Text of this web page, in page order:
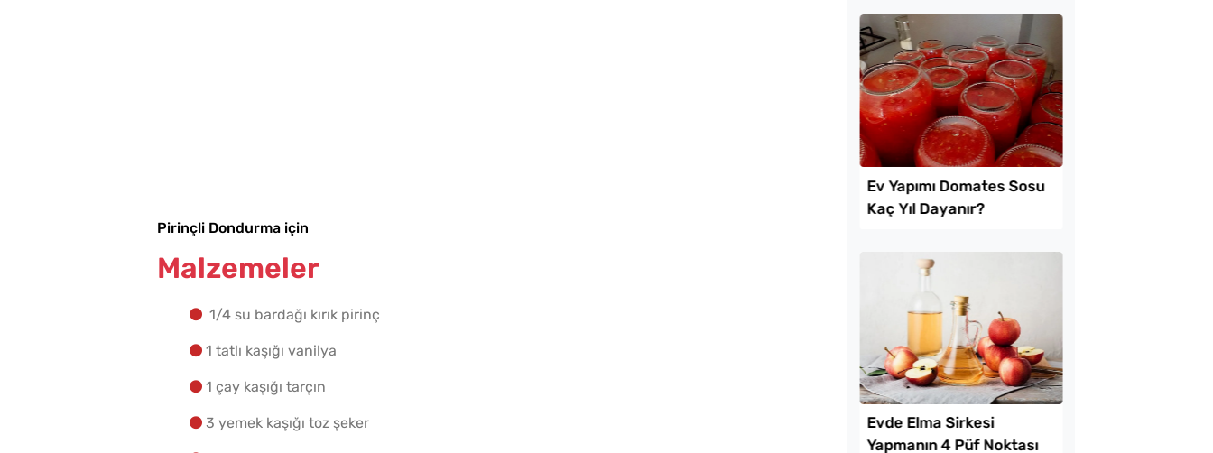
Lezzetinde Borcam Tatlısı
Pirinçli Dondurma için
Malzemeler
1/4 su bardağı kırık pirinç
1 tatlı kaşığı vanilya
1 çay kaşığı tarçın
3 yemek kaşığı toz şeker